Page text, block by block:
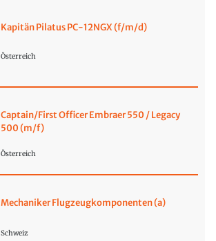
Kapitän Pilatus PC-12NGX (f/m/d)
Österreich
Captain/First Officer Embraer 550 / Legacy
500 (m/f)
Österreich
Mechaniker Flugzeugkomponenten (a)
Schweiz